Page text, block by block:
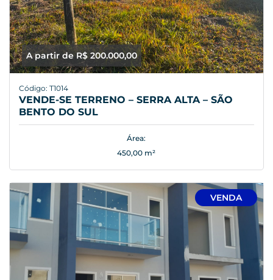
A partir de R$ 200.000,00
Código: T1014
VENDE-SE TERRENO – SERRA ALTA – SÃO
BENTO DO SUL
Área:
450,00 m²
VENDA